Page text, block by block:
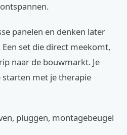
panelen en denken later
set die direct meekomt,
naar de bouwmarkt. Je
met je therapie
pluggen, montagebeugel